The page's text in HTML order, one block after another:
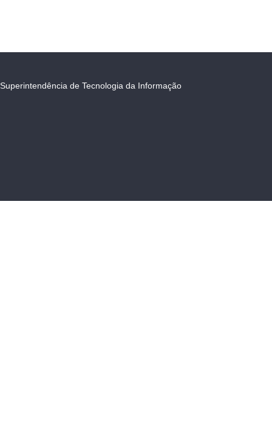
Superintendência de Tecnologia da Informação